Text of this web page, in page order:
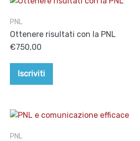
PNL
Ottenere risultati con la PNL
€750,00
Iscriviti
PNL